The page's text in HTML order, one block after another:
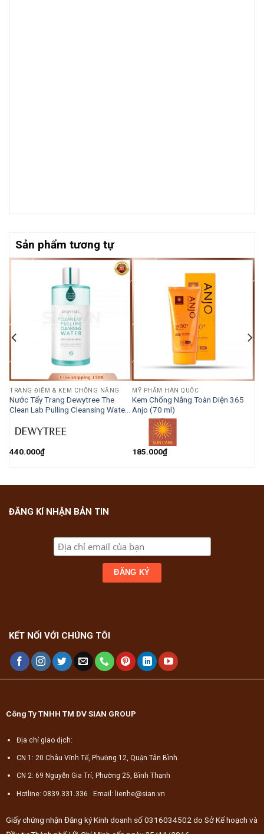
Sản phẩm tương tự
TRANG ĐIỂM & KEM CHỐNG NẮNG
Nước Tẩy Trang Dewytree The
Clean Lab Pulling Cleansing Water
440.000₫
MỸ PHẨM HÀN QUỐC
Kem Chống Nắng Toàn Diện 365
Anjo (70 ml)
185.000₫
ĐĂNG KÍ NHẬN BẢN TIN
KẾT NỐI VỚI CHÚNG TÔI
Công Ty TNHH TM DV SIAN GROUP
Địa chỉ giao dịch:
CN 1: 20 Châu Vĩnh Tế, Phường 12, Quận Tân Bình.
CN 2: 69 Nguyễn Gia Trí, Phường 25, Bình Thạnh
Hotline: 0839.331.336 Email: lienhe@sian.vn
Giấy chứng nhận Đăng ký Kinh doanh số 0316034502 do Sở Kế hoạch và